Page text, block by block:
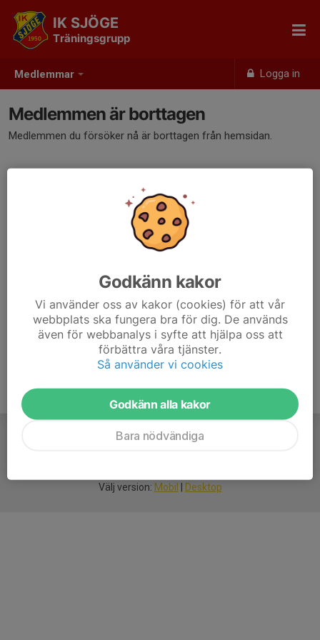
Medlemmar Logga in
IK SJÖGE
Träningsgrupp
Medlemmen är borttagen
Medlemmen du försöker nå är borttagen från hemsidan.
Välj version: Mobil Desktop
Godkänn kakor
Vi använder oss av kakor (cookies) för att vår
webbplats ska fungera bra för dig. De används
även för webbanalys i syfte att hjälpa oss att
förbättra våra tjänster.
Så använder vi cookies
Godkänn alla kakor
Bara nödvändiga